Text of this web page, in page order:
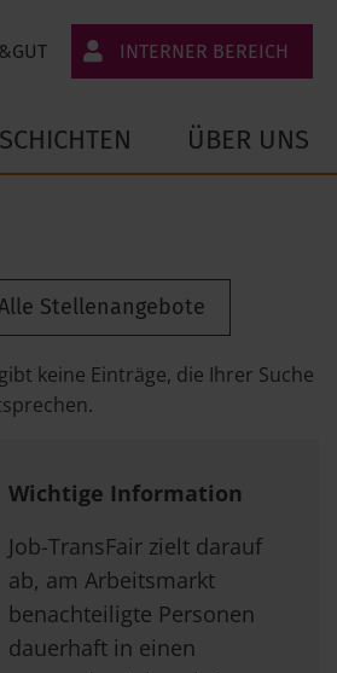
INTERNER BEREICH
JobImpulsÜBER UNS
Stellenangebote
keine Einträge, die Ihrer Suche
Wichtige Information
Job-TransFair zielt darauf
ab, am Arbeitsmarkt
benachteiligte Personen
dauerhaft in einen